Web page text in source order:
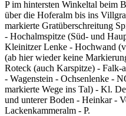
P im hintersten Winkeltal beim
über die Hoferalm bis ins
markierte Gratüberschreitung
- Hochalmspitze (Süd- und
Kleinitzer Lenke - Hochwand
(ab hier wieder keine
Roteck (auch Karspitze) - Falk-
- Wagenstein - Ochsenlenke -
markierte Wege ins Tal) - Kl.
und unterer Boden - Heinkar -
Lackenkammeralm - P.